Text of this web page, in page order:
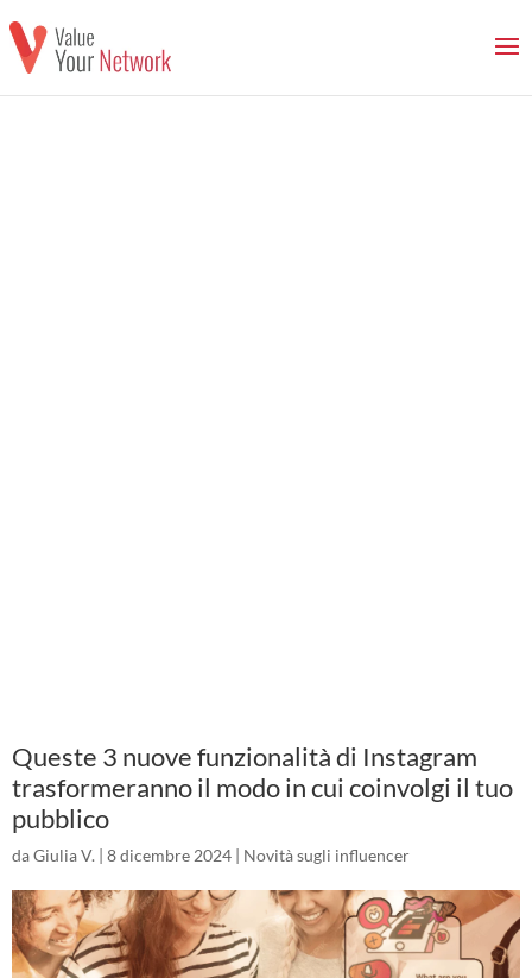
Queste 3 nuove funzionalità di Instagram
trasformeranno il modo in cui coinvolgi il tuo
pubblico
daGiulia V. | 8 dicembre 2024 | Novità sugli influencer